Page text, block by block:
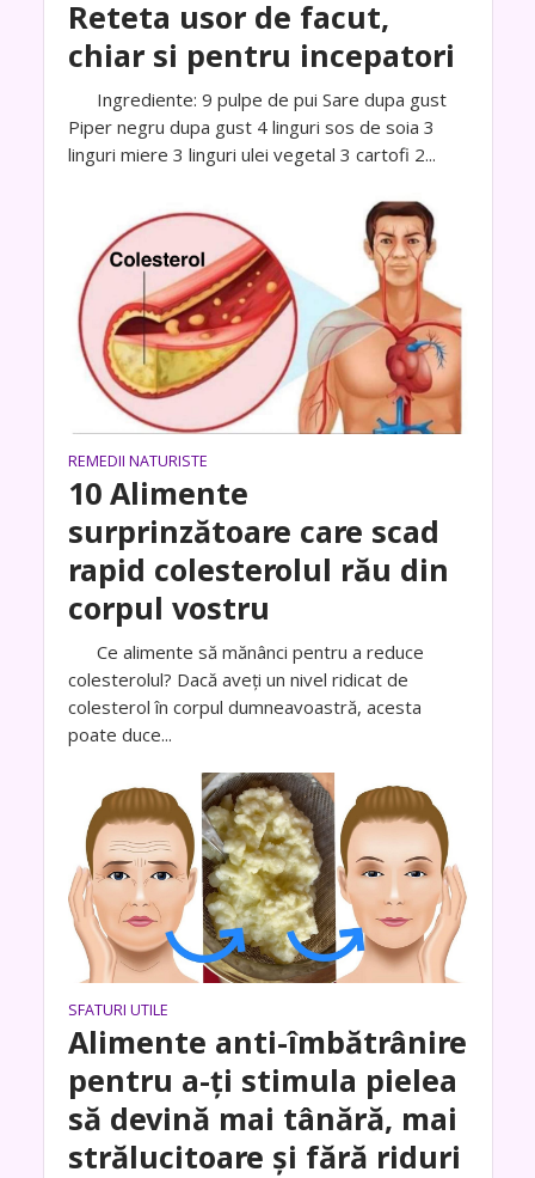
Reteta usor de facut,
chiar si pentru incepatori
Ingrediente: 9 pulpe de pui Sare dupa gust
Piper negru dupa gust 4 linguri sos de soia 3
linguri miere 3 linguri ulei vegetal 3 cartofi 2...
REMEDII NATURISTE
10 Alimente
surprinzătoare care scad
rapid colesterolul rău din
corpul vostru
Ce alimente să mănânci pentru a reduce
colesterolul? Dacă aveți un nivel ridicat de
colesterol în corpul dumneavoastră, acesta
poate duce...
SFATURI UTILE
Alimente anti-îmbătrânire
pentru a-ți stimula pielea
să devină mai tânără, mai
strălucitoare și fără riduri